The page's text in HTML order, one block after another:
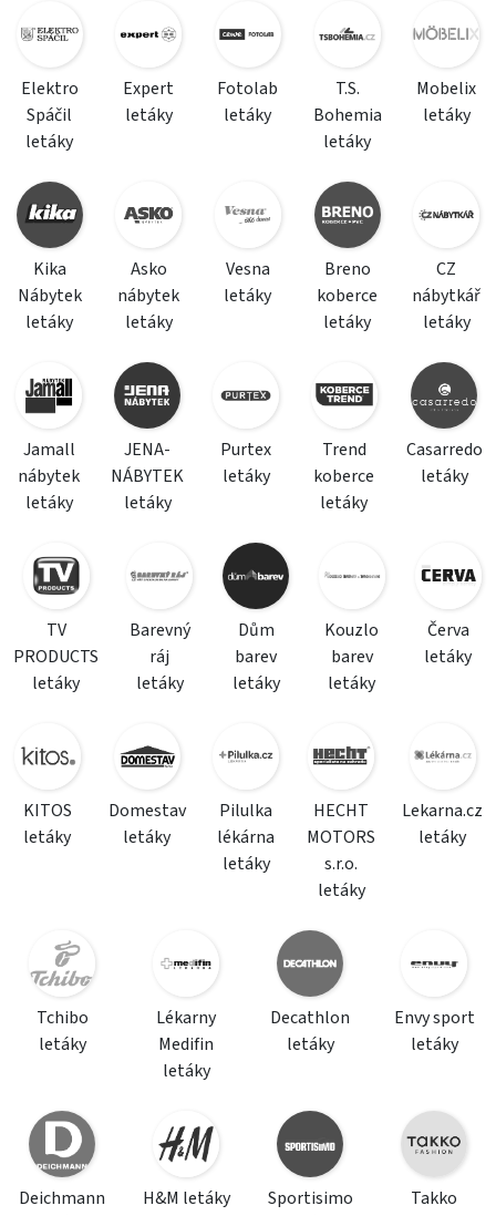
Elektro
Spáčil
letáky
Expert
letáky
Fotolab
letáky
T.S.
Bohemia
letáky
Mobelix
letáky
Kika
Nábytek
letáky
Asko
nábytek
letáky
Vesna
letáky
Breno
koberce
letáky
CZ
nábytkář
letáky
Jamall
nábytek
letáky
JENA-
NÁBYTEK
letáky
Purtex
letáky
Trend
koberce
letáky
Casarredo
letáky
TV
PRODUCTS
letáky
Barevný
ráj
letáky
Dům
barev
letáky
Kouzlo
barev
letáky
Červa
letáky
KITOS
letáky
Domestav
letáky
Pilulka
lékárna
letáky
HECHT
MOTORS
s.r.o.
letáky
Lekarna.cz
letáky
Tchibo
letáky
Lékarny
Medifin
letáky
Decathlon
letáky
Envy sport
letáky
Deichmann
H&M letáky
Sportisimo
Takko